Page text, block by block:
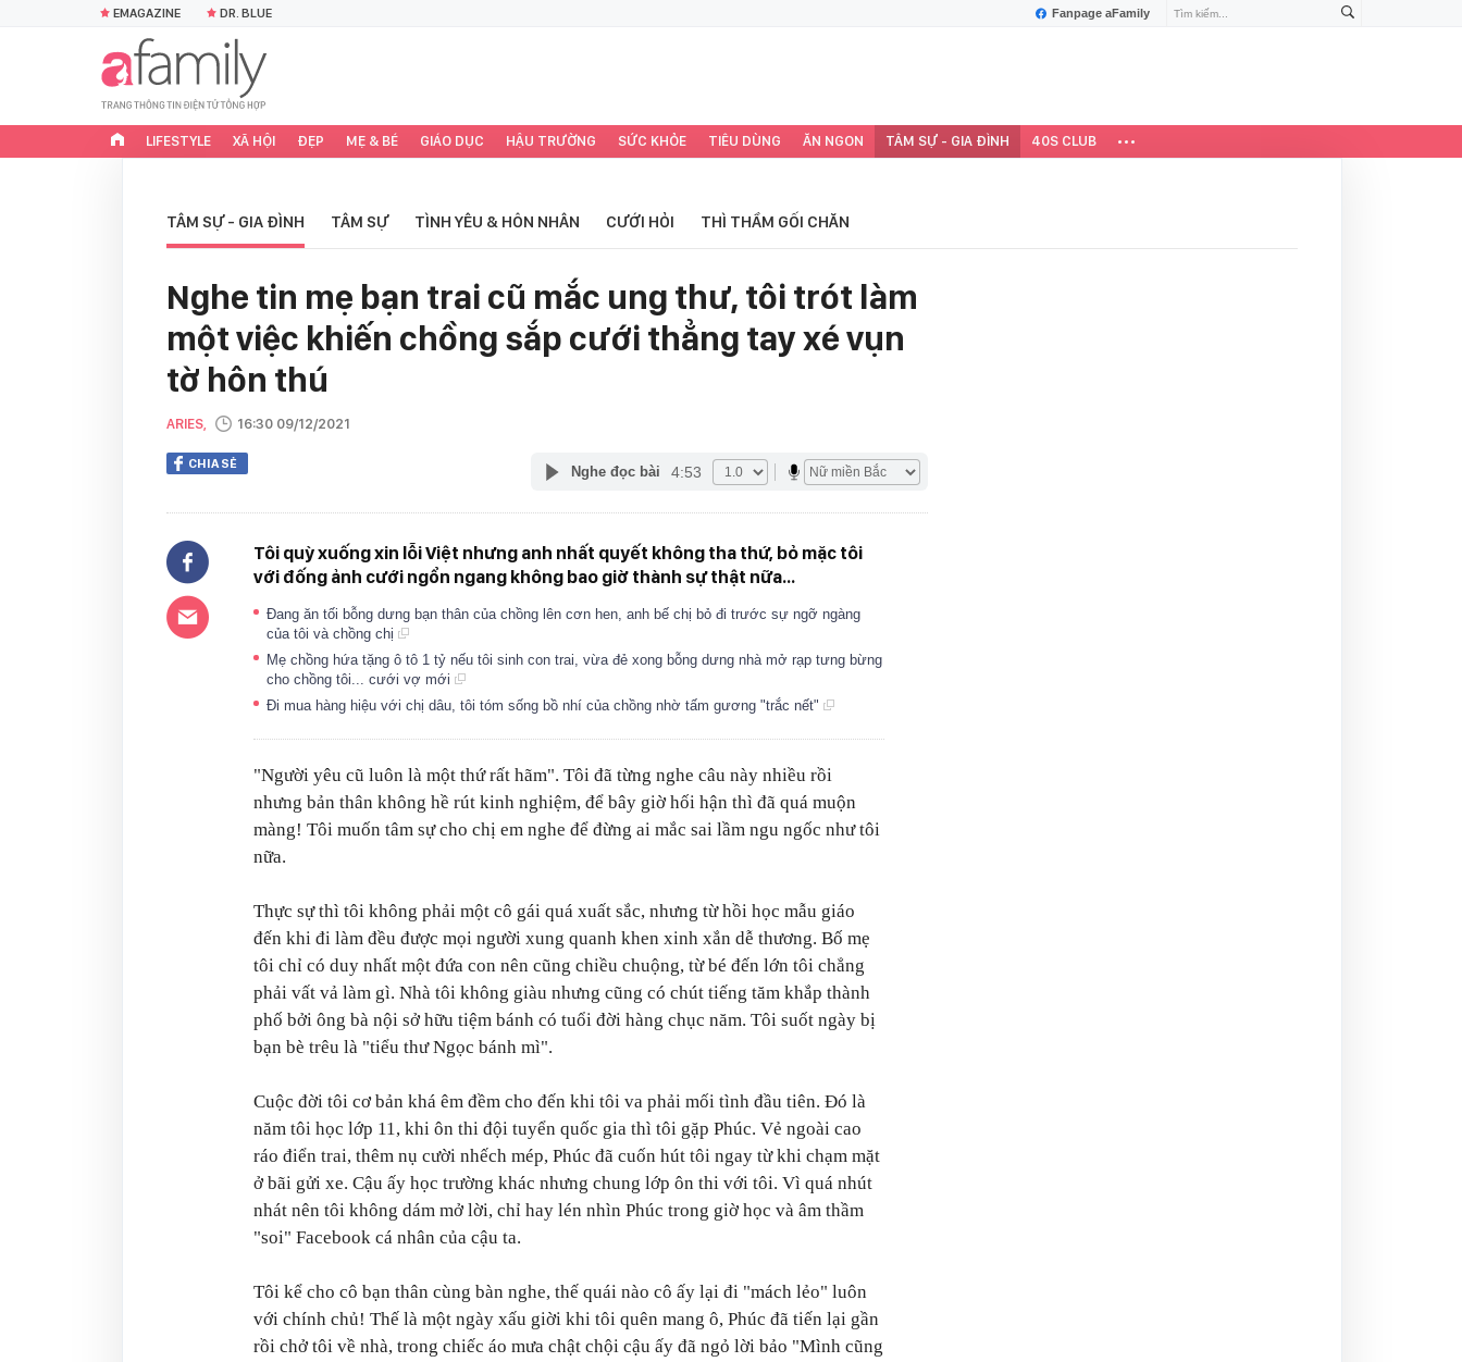
Fanpage aFamily
EMAGAZINE DR. BLUE
LIFESTYLE XÃ HỘI ĐẸP MẸ & BÉ GIÁO DỤC HẬU TRƯỜNG SỨC KHỎE TIÊU DÙNG ĂN NGON TÂM SỰ - GIA ĐÌNH 40S CLUB
TÂM SỰ - GIA ĐÌNH TÂM SỰ TÌNH YÊU & HÔN NHÂN CƯỚI HỎI THÌ THẦM GỐI CHĂN
Nghe tin mẹ bạn trai cũ mắc ung thư, tôi trót làm
một việc khiến chồng sắp cưới thẳng tay xé vụn
tờ hôn thú
ARIES, 16:30 09/12/2021
CHIA SẺ Nghe đọc bài 4:53
Tôi quỳ xuống xin lỗi Việt nhưng anh nhất quyết không tha thứ, bỏ mặc tôi
với đống ảnh cưới ngổn ngang không bao giờ thành sự thật nữa...
Đang ăn tối bỗng dưng bạn thân của chồng lên cơn hen, anh bế chị bỏ đi trước sự ngỡ ngàng
của tôi và chồng chị
Mẹ chồng hứa tặng ô tô 1 tỷ nếu tôi sinh con trai, vừa đẻ xong bỗng dưng nhà mở rạp tưng bừng
cho chồng tôi... cưới vợ mới
Đi mua hàng hiệu với chị dâu, tôi tóm sống bồ nhí của chồng nhờ tấm gương "trắc nết"
"Người yêu cũ luôn là một thứ rất hãm". Tôi đã từng nghe câu này nhiều rồi
nhưng bản thân không hề rút kinh nghiệm, để bây giờ hối hận thì đã quá muộn
màng! Tôi muốn tâm sự cho chị em nghe để đừng ai mắc sai lầm ngu ngốc như tôi
nữa.
Thực sự thì tôi không phải một cô gái quá xuất sắc, nhưng từ hồi học mẫu giáo
đến khi đi làm đều được mọi người xung quanh khen xinh xắn dễ thương. Bố mẹ
tôi chỉ có duy nhất một đứa con nên cũng chiều chuộng, từ bé đến lớn tôi chẳng
phải vất vả làm gì. Nhà tôi không giàu nhưng cũng có chút tiếng tăm khắp thành
phố bởi ông bà nội sở hữu tiệm bánh có tuổi đời hàng chục năm. Tôi suốt ngày bị
bạn bè trêu là "tiểu thư Ngọc bánh mì".
Cuộc đời tôi cơ bản khá êm đềm cho đến khi tôi va phải mối tình đầu tiên. Đó là
năm tôi học lớp 11, khi ôn thi đội tuyển quốc gia thì tôi gặp Phúc. Vẻ ngoài cao
ráo điển trai, thêm nụ cười nhếch mép, Phúc đã cuốn hút tôi ngay từ khi chạm mặt
ở bãi gửi xe. Cậu ấy học trường khác nhưng chung lớp ôn thi với tôi. Vì quá nhút
nhát nên tôi không dám mở lời, chỉ hay lén nhìn Phúc trong giờ học và âm thầm
"soi" Facebook cá nhân của cậu ta.
Tôi kể cho cô bạn thân cùng bàn nghe, thế quái nào cô ấy lại đi "mách lẻo" luôn
với chính chủ! Thế là một ngày xấu giời khi tôi quên mang ô, Phúc đã tiến lại gần
rồi chở tôi về nhà, trong chiếc áo mưa chật chội cậu ấy đã ngỏ lời bảo "Mình cũng